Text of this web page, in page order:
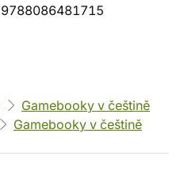
9788086481715
Gamebooky v češtině
Gamebooky v češtině